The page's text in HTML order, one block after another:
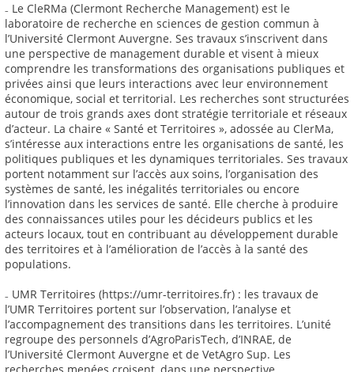
₋ Le CleRMa (Clermont Recherche Management) est le
laboratoire de recherche en sciences de gestion commun à
l’Université Clermont Auvergne. Ses travaux s’inscrivent dans
une perspective de management durable et visent à mieux
comprendre les transformations des organisations publiques et
privées ainsi que leurs interactions avec leur environnement
économique, social et territorial. Les recherches sont structurées
autour de trois grands axes dont stratégie territoriale et réseaux
d’acteur. La chaire « Santé et Territoires », adossée au ClerMa,
s’intéresse aux interactions entre les organisations de santé, les
politiques publiques et les dynamiques territoriales. Ses travaux
portent notamment sur l’accès aux soins, l’organisation des
systèmes de santé, les inégalités territoriales ou encore
l’innovation dans les services de santé. Elle cherche à produire
des connaissances utiles pour les décideurs publics et les
acteurs locaux, tout en contribuant au développement durable
des territoires et à l’amélioration de l’accès à la santé des
populations.
₋ UMR Territoires (https://umr-territoires.fr) : les travaux de
l’UMR Territoires portent sur l’observation, l’analyse et
l’accompagnement des transitions dans les territoires. L’unité
regroupe des personnels d’AgroParisTech, d’INRAE, de
l’Université Clermont Auvergne et de VetAgro Sup. Les